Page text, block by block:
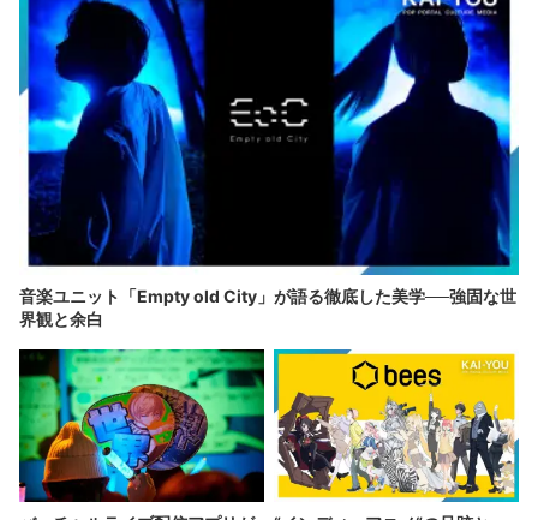
音楽ユニット「Empty old City」が語る徹底した美学──強固な世
界観と余白